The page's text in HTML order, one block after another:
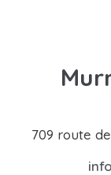
709 route